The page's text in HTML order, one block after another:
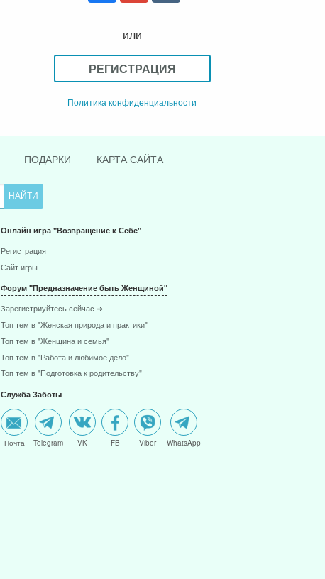
или
РЕГИСТРАЦИЯ
Политика конфиденциальности
ПОДАРКИ КАРТА САЙТА
Онлайн игра "Возвращение к Себе"
Регистрация
Сайт игры
Форум "Предназначение быть Женщиной"
Зарегистриуйтесь сейчас ➜
Топ тем в "Женская природа и практики"
Топ тем в "Женщина и семья"
Топ тем в "Работа и любимое дело"
Топ тем в "Подготовка к родительству"
Служба Заботы
Почта Telegram VK FB Viber WhatsApp